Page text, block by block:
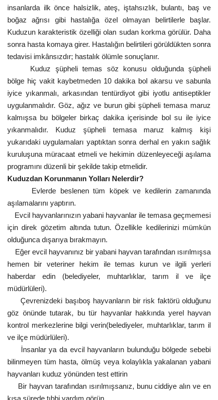
insanlarda ilk önce halsizlik, ateş, iştahsızlık, bulantı, baş ve
boğaz ağrısı gibi hastalığa özel olmayan belirtilerle başlar.
Kuduzun karakteristik özelliği olan sudan korkma görülür. Daha
sonra hasta komaya girer. Hastalığın belirtileri görüldükten sonra
tedavisi imkânsızdır; hastalık ölümle sonuçlanır.
Kuduz şüpheli temas söz konusu olduğunda şüpheli
bölge hiç vakit kaybetmeden 10 dakika bol akarsu ve sabunla
iyice yıkanmalı, arkasından tentürdiyot gibi iyotlu antiseptikler
uygulanmalıdır. Göz, ağız ve burun gibi şüpheli temasa maruz
kalmışsa bu bölgeler birkaç dakika içerisinde bol su ile iyice
yıkanmalıdır. Kuduz şüpheli temasa maruz kalmış kişi
yukarıdaki uygulamaları yaptıktan sonra derhal en yakın sağlık
kuruluşuna müracaat etmeli ve hekimin düzenleyeceği aşılama
programını düzenli bir şekilde takip etmelidir.
Kuduzdan Korunmanın Yolları Nelerdir?
Evlerde beslenen tüm köpek ve kedilerin zamanında
aşılamalarını yaptırın.
Evcil hayvanlarınızın yabani hayvanlar ile temasa geçmemesi
için direk gözetim altında tutun. Özellikle kedilerinizi mümkün
olduğunca dışarıya bırakmayın.
Eğer evcil hayvanınız bir yabani hayvan tarafından ısırılmışsa
hemen bir veteriner hekim ile temas kurun ve ilgili yerleri
haberdar edin (belediyeler, muhtarlıklar, tarım il ve ilçe
müdürlüleri).
Çevrenizdeki başıboş hayvanların bir risk faktörü olduğunu
göz önünde tutarak, bu tür hayvanlar hakkında yerel hayvan
kontrol merkezlerine bilgi verin(belediyeler, muhtarlıklar, tarım il
ve ilçe müdürlüleri).
İnsanlar ya da evcil hayvanların bulunduğu bölgede sebebi
bilinmeyen tüm hasta, ölmüş veya kolaylıkla yakalanan yabani
hayvanları kuduz yönünden test ettirin
Bir hayvan tarafından ısırılmışsanız, bunu ciddiye alın ve en
kısa sürede tıbbi yardım görün.